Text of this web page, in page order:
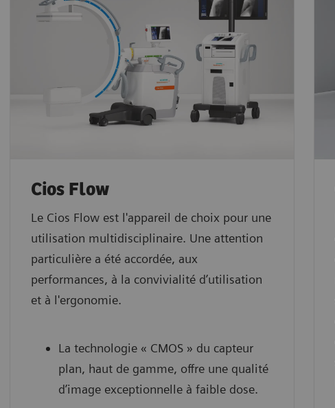
Cios Flow
Le Cios Flow est l'appareil de choix pour une
utilisation multidisciplinaire. Une attention
particulière a été accordée, aux
performances, à la convivialité d’utilisation
et à l'ergonomie.
La technologie « CMOS » du capteur
plan, haut de gamme, offre une qualité
d’image exceptionnelle à faible dose.